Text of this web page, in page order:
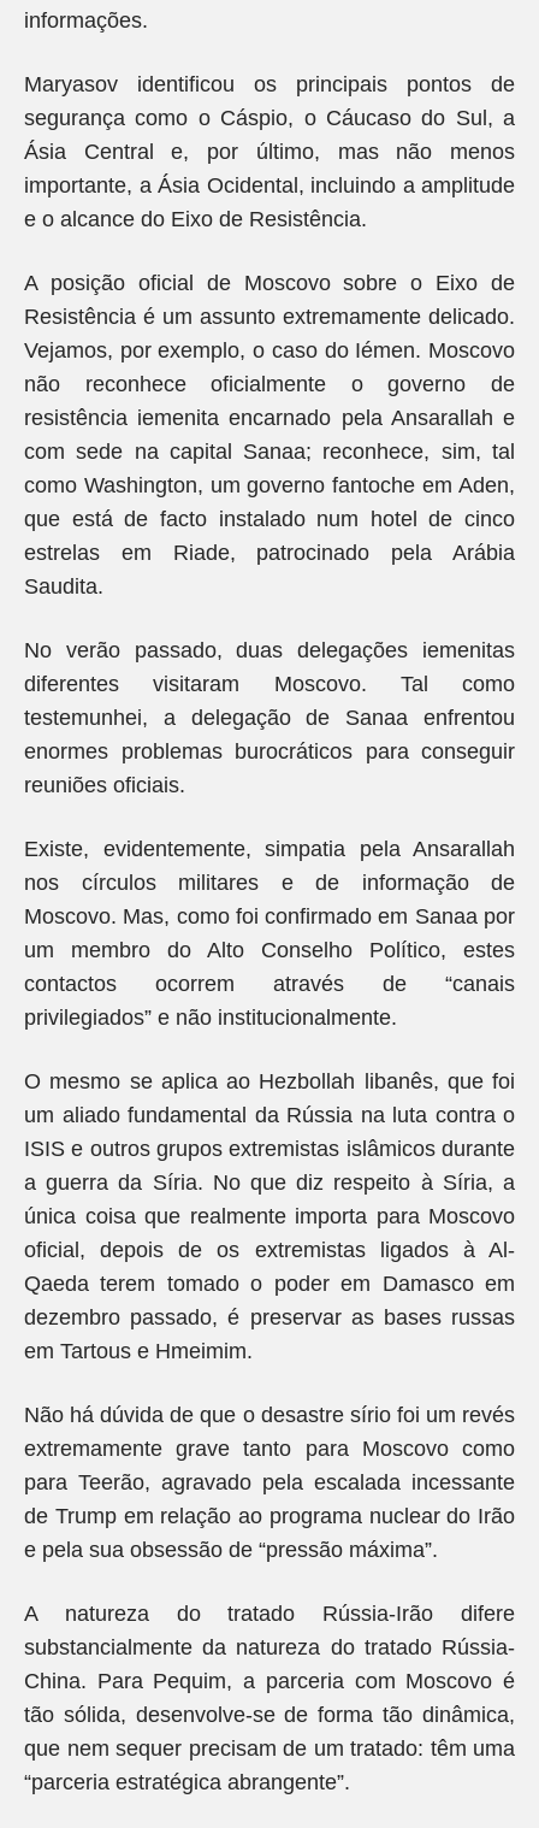
informações.
Maryasov identificou os principais pontos de
segurança como o Cáspio, o Cáucaso do Sul, a
Ásia Central e, por último, mas não menos
importante, a Ásia Ocidental, incluindo a amplitude
e o alcance do Eixo de Resistência.
A posição oficial de Moscovo sobre o Eixo de
Resistência é um assunto extremamente delicado.
Vejamos, por exemplo, o caso do Iémen. Moscovo
não reconhece oficialmente o governo de
resistência iemenita encarnado pela Ansarallah e
com sede na capital Sanaa; reconhece, sim, tal
como Washington, um governo fantoche em Aden,
que está de facto instalado num hotel de cinco
estrelas em Riade, patrocinado pela Arábia
Saudita.
No verão passado, duas delegações iemenitas
diferentes visitaram Moscovo. Tal como
testemunhei, a delegação de Sanaa enfrentou
enormes problemas burocráticos para conseguir
reuniões oficiais.
Existe, evidentemente, simpatia pela Ansarallah
nos círculos militares e de informação de
Moscovo. Mas, como foi confirmado em Sanaa por
um membro do Alto Conselho Político, estes
contactos ocorrem através de “canais
privilegiados” e não institucionalmente.
O mesmo se aplica ao Hezbollah libanês, que foi
um aliado fundamental da Rússia na luta contra o
ISIS e outros grupos extremistas islâmicos durante
a guerra da Síria. No que diz respeito à Síria, a
única coisa que realmente importa para Moscovo
oficial, depois de os extremistas ligados à Al-
Qaeda terem tomado o poder em Damasco em
dezembro passado, é preservar as bases russas
em Tartous e Hmeimim.
Não há dúvida de que o desastre sírio foi um revés
extremamente grave tanto para Moscovo como
para Teerão, agravado pela escalada incessante
de Trump em relação ao programa nuclear do Irão
e pela sua obsessão de “pressão máxima”.
A natureza do tratado Rússia-Irão difere
substancialmente da natureza do tratado Rússia-
China. Para Pequim, a parceria com Moscovo é
tão sólida, desenvolve-se de forma tão dinâmica,
que nem sequer precisam de um tratado: têm uma
“parceria estratégica abrangente”.